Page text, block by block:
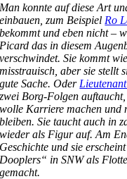
Man konnte auf diese Art
einbauen, zum Beispiel Ro
bekommt und eben nicht –
Picard das in diesem
verschwindet. Sie kommt
misstrauisch, aber sie stellt
gute Sache. Oder
zwei Borg-Folgen
wolle Karriere machen und
bleiben. Sie taucht auch in
wieder als Figur auf. Am
Geschichte und sie
Dooplers“ in SNW als
gemacht.